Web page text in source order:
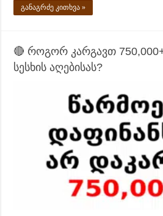
განაგრძე კითხვა »
🔴 როგორ კარგავთ
სესხის აღებისას?